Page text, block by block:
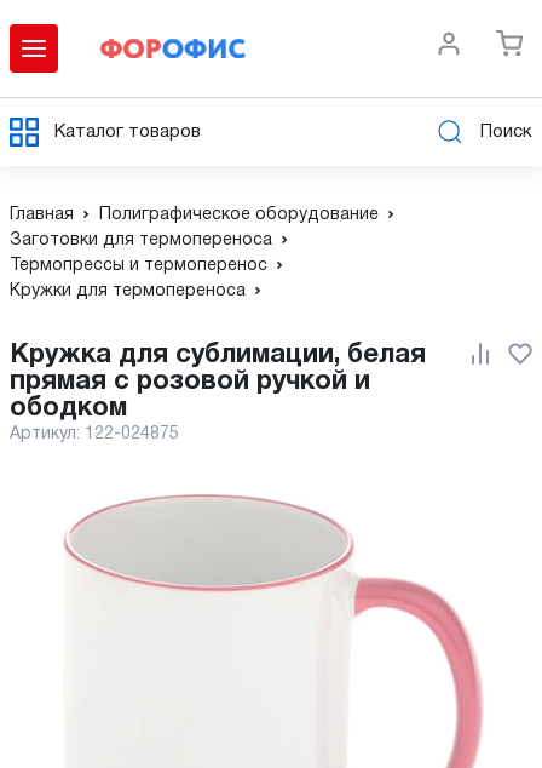
Каталог товаров Поиск
Главная
Полиграфическое оборудование
Заготовки для термопереноса
Термопрессы и термоперенос
Кружки для термопереноса
Кружка для сублимации, белая
прямая с розовой ручкой и
ободком
Артикул: 122-024875